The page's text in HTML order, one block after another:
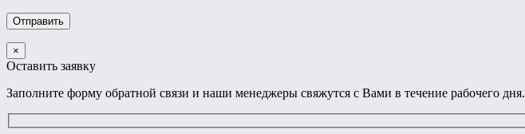
×
Оставить заявку
Заполните форму обратной связи и наши менеджеры свяжутся с Вами в течение рабочего дня.